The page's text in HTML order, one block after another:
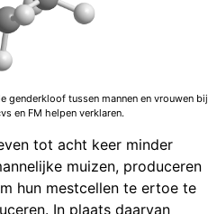
genderkloof tussen mannen en vrouwen bij
en FM helpen verklaren.
tot acht keer minder
muizen, produceren
hun mestcellen te ertoe te
In plaats daarvan